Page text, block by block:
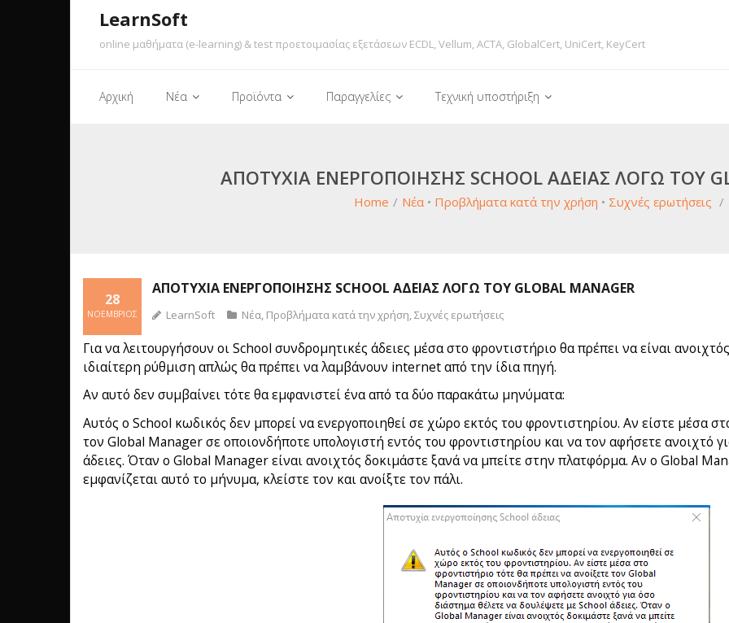
LearnSoft
online μαθήματα (e-learning) & test προετοιμασίας εξετάσεων ECDL, Vellum, ACTA, GlobalCert, UniCert, KeyCert
Αρχική Νέα Προϊόντα Παραγγελίες Τεχνική υποστήριξη
ΑΠΟΤΥΧΊΑ ΕΝΕΡΓΟΠΟΊΗΣΗΣ SCHOOL ΆΔΕΙΑΣ ΛΌΓΩ ΤΟΥ
Home / Νέα• Προβλήματα κατά την χρήση • Συχνές ερωτήσεις /
ΑΠΟΤΥΧΊΑ ΕΝΕΡΓΟΠΟΊΗΣΗΣ SCHOOL ΆΔΕΙΑΣ ΛΌΓΩ ΤΟΥ GLOBAL MANAGER
28
ΝΟΈΜΒΡΙΟΣ LearnSoft Νέα, Προβλήματα κατά την χρήση,Συχνές ερωτήσεις
Για να λειτουργήσουν οι School συνδρομητικές άδειες μέσα στο φροντιστήριο θα πρέπει να είναι
ιδιαίτερη ρύθμιση απλώς θα πρέπει να λαμβάνουν internet από την ίδια πηγή.
Αν αυτό δεν συμβαίνει τότε θα εμφανιστεί ένα από τα δύο παρακάτω μηνύματα:
Αυτός ο School κωδικός δεν μπορεί να ενεργοποιηθεί σε χώρο εκτός του φροντιστηρίου. Αν είστε μέσα
τον Global Manager σε οποιονδήποτε υπολογιστή εντός του φροντιστηρίου και να τον αφήσετε ανοιχτό
άδειες. Όταν ο Global Manager είναι ανοιχτός δοκιμάστε ξανά να μπείτε στην πλατφόρμα. Αν ο Global
εμφανίζεται αυτό το μήνυμα, κλείστε τον και ανοίξτε τον πάλι.